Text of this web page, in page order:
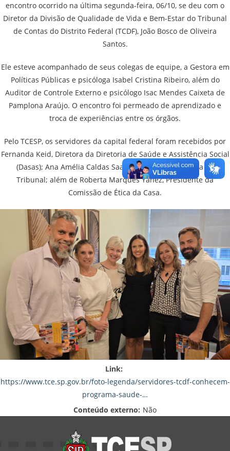
encontro ocorrido na última segunda-feira, 06/10, se deu com o
Diretor da Divisão de Qualidade de Vida e Bem-Estar do Tribunal
de Contas do Distrito Federal (TCDF), João Bosco de Oliveira
Santos.
Ele esteve acompanhado de seus colegas de equipe, a Gestora em
Políticas Públicas e psicóloga Isabel Cristina Ribeiro, além do
Auditor de Controle Externo e psicólogo Isac Mendes Caixeta de
Pamplona Araújo. O encontro foi permeado de aprendizado e
troca de experiências entre os órgãos.
Pelo TCESP, os servidores da capital federal foram recebidos por
Fernanda Keid, Diretora da Diretoria de Saúde e Assistência Social
(Dasas); Ana Amélia Caldas Saad de Oliveira, Ouvidora do
Tribunal; além de Roberta Marques Yanez, Presidente da
Comissão de Ética da Casa.
Link:
https://www.tce.sp.gov.br/foto-legenda/servidores-tcdf-conhecem-
programa-saude-…
Conteúdo externo: Não